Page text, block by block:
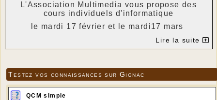
L'Association Multimedia vous propose des
cours individuels d'informatique
le mardi 17 février et le mardi17 mars
dans la bibliothèque de Gignac
Vous possédez un équipement informatique et
avez des questions sur le numérique ? Venez
avec votre matériel et posez vos questions
Lire la suite
Testez vos connaissances sur Gignac
QCM simple